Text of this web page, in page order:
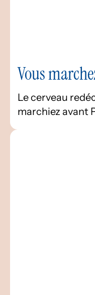
Vous
Le cerveau
marchiez avant